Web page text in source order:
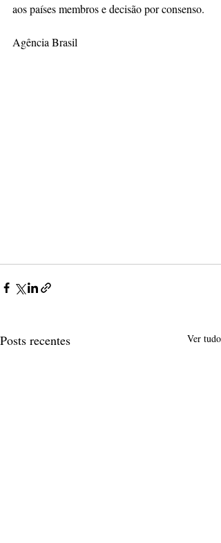
aos países membros e decisão por consenso.
Agência Brasil
Posts recentes Ver tudo